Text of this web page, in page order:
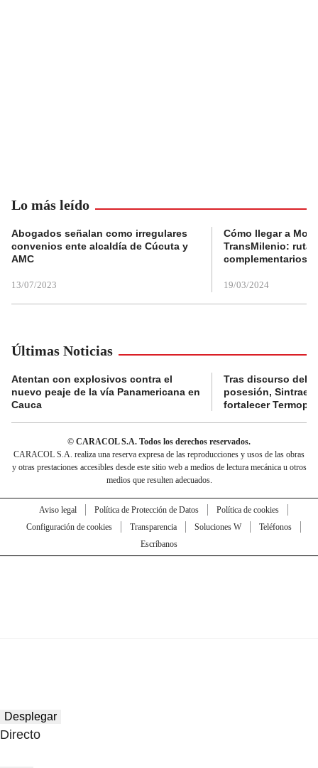
Lo más leído
Abogados señalan como irregulares
convenios ente alcaldía de Cúcuta y
AMC
13/07/2023
Cómo llegar a
TransMilenio:
complementarios
19/03/2024
Últimas Noticias
Atentan con explosivos contra el
nuevo peaje de la vía Panamericana en
Cauca
Tras discurso del
posesión,
fortalecer
© CARACOL S.A. Todos los derechos reservados.
CARACOL S.A. realiza una reserva expresa de las reproducciones y usos de las obras
y otras prestaciones accesibles desde este sitio web a medios de lectura mecánica u otros
medios que resulten adecuados.
Aviso legal Política de Protección de Datos
Política de cookies
Configuración de cookies
Transparencia Soluciones W
Teléfonos
Escríbanos
Desplegar
Directo